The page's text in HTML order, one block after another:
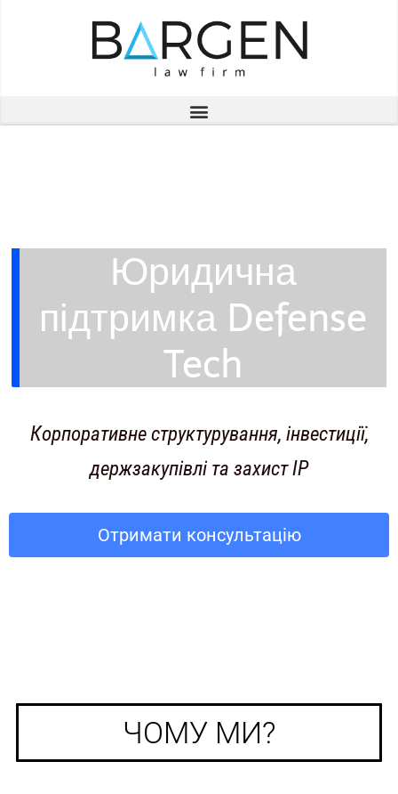
Юридична
підтримка Defense
Tech
Корпоративне структурування, інвестиції,
держзакупівлі та захист IP
Отримати консультацію
ЧОМУ МИ?